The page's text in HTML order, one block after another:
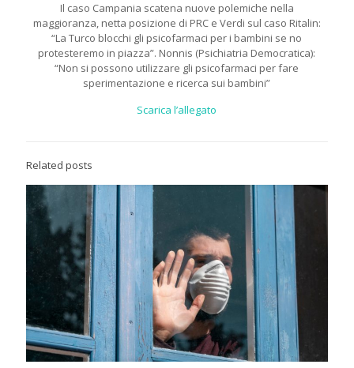
Il caso Campania scatena nuove polemiche nella
maggioranza, netta posizione di PRC e Verdi sul caso Ritalin:
“La Turco blocchi gli psicofarmaci per i bambini se no
protesteremo in piazza”. Nonnis (Psichiatria Democratica):
“Non si possono utilizzare gli psicofarmaci per fare
sperimentazione e ricerca sui bambini”
Scarica l’allegato
Related posts